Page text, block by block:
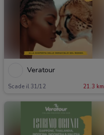
Veratour
Scade il 31/12 21.3 km